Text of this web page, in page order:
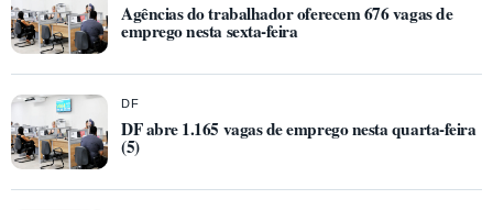
Agências do trabalhador oferecem 676 vagas de
emprego nesta sexta-feira
DF
DF abre 1.165 vagas de emprego nesta quarta-feira
(5)